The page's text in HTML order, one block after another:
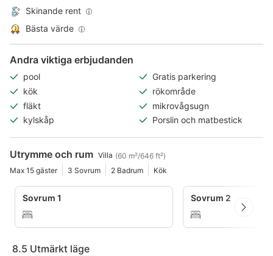
Skinande rent
Bästa värde
Andra viktiga erbjudanden
pool
Gratis parkering
kök
rökområde
fläkt
mikrovågsugn
kylskåp
Porslin och matbestick
Utrymme och rum Villa (60 m²/646 ft²)
Max 15 gäster
3 Sovrum 2 Badrum Kök
Sovrum 1 Sovrum 2
8.5 Utmärkt läge